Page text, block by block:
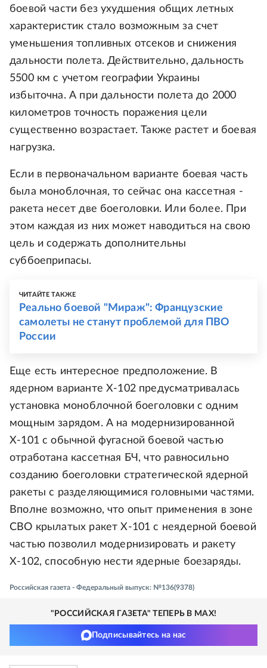
боевой части без ухудшения общих летных
характеристик стало возможным за счет
уменьшения топливных отсеков и снижения
дальности полета. Действительно, дальность
5500 км с учетом географии Украины
избыточна. А при дальности полета до 2000
километров точность поражения цели
существенно возрастает. Также растет и боевая
нагрузка.
Если в первоначальном варианте боевая часть
была моноблочная, то сейчас она кассетная -
ракета несет две боеголовки. Или более. При
этом каждая из них может наводиться на свою
цель и содержать дополнительны
суббоеприпасы.
ЧИТАЙТЕ ТАКЖЕ
Реально боевой "Мираж": Французские
самолеты не станут проблемой для ПВО
России
Еще есть интересное предположение. В
ядерном варианте Х-102 предусматривалась
установка моноблочной боеголовки с одним
мощным зарядом. А на модернизированной
Х-101 с обычной фугасной боевой частью
отработана кассетная БЧ, что равносильно
созданию боеголовки стратегической ядерной
ракеты с разделяющимися головными частями.
Вполне возможно, что опыт применения в зоне
СВО крылатых ракет Х-101 с неядерной боевой
частью позволил модернизировать и ракету
Х-102, способную нести ядерные боезаряды.
Российская газета - Федеральный выпуск: №136(9378)
"РОССИЙСКАЯ ГАЗЕТА" ТЕПЕРЬ В MAX!
Подписывайтесь на нас